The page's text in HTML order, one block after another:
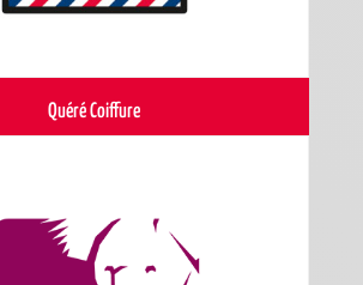
Quéré Coiffure